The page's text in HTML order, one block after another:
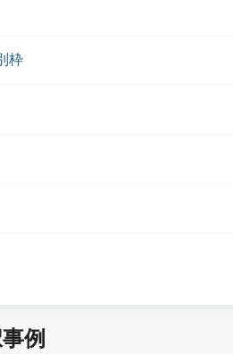
枠
例